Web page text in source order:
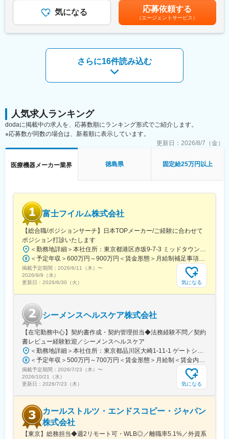
変更の範囲：会社の定める業務
新しい医療機器の導入とそのサポート業務を担当するポジション
です。病院や医療施設で新しい医療機器を導入し、スムーズに運
用されるようにサポートして頂きます。顧客とのコミュニケーシ
ョンや技術的なサポートを通じて、医療現場での問題解決に寄与
・新製品導入プロセス構築: 新しい医療機器を導入するための計
画、実行
・症例立会: 手術や治療の際に立ち会い、機器の使用サポート
・顧客対応: 顧客からの問い合わせや要望に対応
・データ分析: 機器の使用データを分析し、運用の改善提案
・他製品サポート: 他の医療機器の設置や保守、修理
最先端の医療技術を導入することで、患者さんの治療をサポート
上させ、患者さんの命を救うことにつながります。新製品導入に
携われることができ、技術的な知識とスキルを磨きながら、医療
現場での実践的な経験を積むことができます。
■担当製品：
・3Dマッピングシステム
診断と治療（マッピング・アブレーション）が一体化の新モデ
ル。患者の合併症のリスクを限りなく低減することに成功した他
社にはない新製品。
https://www.medtronic.com/jp-ja/our-company/press/2025-06-
affera-mapping-ablation-system.html
■企業の魅力／特徴
体外型ペースメーカの開発やリードレスペースメーカ、手術支援
ロボットなどを提供しています。
変更の範囲：会社の定める業務
は固定手当を含めた表記です。
気になる 応募依頼する
（エージェントサービス）
さらに16件読み込む
人気求人ランキング
dodaに掲載中の求人を、応募数順にランキング形式でご紹介します。
※応募数が同数の場合は、新着順に表示しています。
更新日： 2026/8/7（金）
医療機器メーカー業界 徳島県 固定給25万円以上
富士フイルム株式会社
【総合職/ポジションサーチ】日本TOPメーカー/ご経験に合わせて
ポジション打診いたします
＜勤務地詳細＞本社住所：東京都港区赤坂9-7-3 ミッドタウン・ウェスト勤務地最寄駅：東京メトロ日比谷線／都営大江戸線／六本木駅受動喫煙対策：敷地内全面禁煙変更の範囲：会社の定める事業所（リモートワーク含む）
＜予定年収＞600万円～900万円＜賃金形態＞月給制補足事項なし＜賃金内訳＞月額（基本給）：300,000円～500,000円＜月給＞300,000円～500,000円＜昇給有無＞有＜残業手当＞有賃金はあくまでも目安の金額であり、選考を通じて上下する可能性があります。月給(月額)は固定手当を含めた表記です。
掲載予定期間： 2026/6/11（木） 〜
2026/9/9（水）
更新日： 2026/6/30（火） 気になる
シーメンスヘルスケア株式会社
【在宅勤務中心】契約書作成・契約管理担当◆法務経験不問／契約
書レビュー経験歓迎／シーメンスヘルスケア
＜勤務地詳細＞本社住所：東京都品川区大崎1-11-1 ゲートシティ大崎ウエストタワー勤務地最寄駅：JR線／大崎駅受動喫煙対策：屋内全面禁煙変更の範囲：会社の定める事業所（リモートワーク含む）
＜予定年収＞500万円～700万円＜賃金形態＞月給制＜賃金内訳＞月額（基本給）：250,000円～500,000円＜月給＞250,000円～500,000円＜昇給有無＞有＜残業手当＞有＜給与補足＞※給与詳細は経験・能力・前職給与等を踏まえて決定致します。■昇給：年1回（10月）■賞与：年2回（6月・12月）賃金はあくまでも目安の金額であり、選考を通じて上下する可能性があります。月給(月額)は固定手当を含めた表記です。
掲載予定期間： 2026/7/23（木） 〜
2026/10/21（水）
更新日： 2026/7/23（木） 気になる
カールストルツ・エンドスコピー・ジャパン
株式会社
【東京】総務担当◆週2リモート可・WLB◎／離職率5.1%／外資系